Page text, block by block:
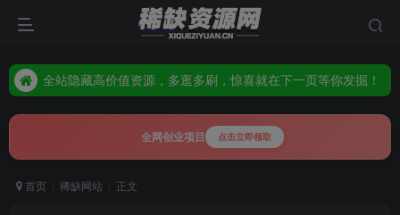
全站隐藏高价值资源，多逛多刷，惊喜就在下一页等你发掘！
全站隐藏高价值资源，多逛多刷，惊喜就在下一页等你发掘！
全网创业项目 点击立即领取
首页 稀缺网站 正文